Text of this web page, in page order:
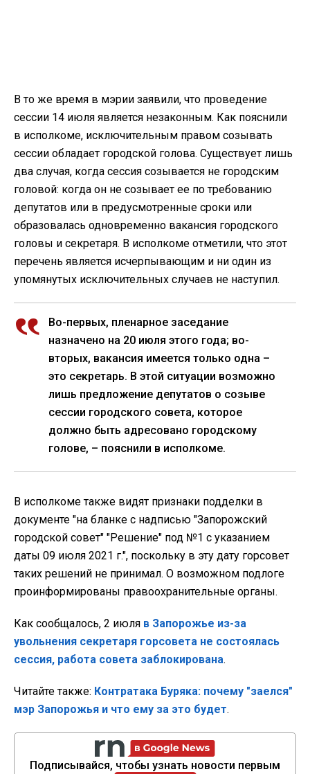
В то же время в мэрии заявили, что проведение
сессии 14 июля является незаконным. Как пояснили
в исполкоме, исключительным правом созывать
сессии обладает городской голова. Существует лишь
два случая, когда сессия созывается не городским
головой: когда он не созывает ее по требованию
депутатов или в предусмотренные сроки или
образовалась одновременно вакансия городского
головы и секретаря. В исполкоме отметили, что этот
перечень является исчерпывающим и ни один из
упомянутых исключительных случаев не наступил.
Во-первых, пленарное заседание
назначено на 20 июля этого года; во-
вторых, вакансия имеется только одна –
это секретарь. В этой ситуации возможно
лишь предложение депутатов о созыве
сессии городского совета, которое
должно быть адресовано городскому
голове, – пояснили в исполкоме.
В исполкоме также видят признаки подделки в
документе "на бланке с надписью "Запорожский
городской совет" "Решение" под №1 с указанием
даты 09 июля 2021 г.", поскольку в эту дату горсовет
таких решений не принимал. О возможном подлоге
проинформированы правоохранительные органы.
Как сообщалось, 2 июля в Запорожье из-за
увольнения секретаря горсовета не состоялась
сессия, работа совета заблокирована.
Читайте также: Контратака Буряка: почему "заелся"
мэр Запорожья и что ему за это будет.
Подписывайся, чтобы узнать новости первым